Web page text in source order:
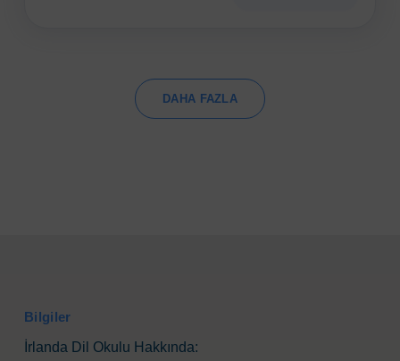
DAHA FAZLA
Bilgiler
İrlanda Dil Okulu Hakkında: